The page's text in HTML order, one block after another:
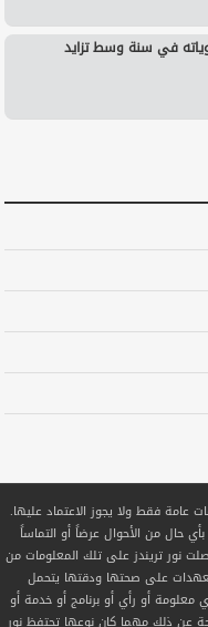
في سنة وسط تزايد
عامة فقط ولا يجوز الاعتماد عليها.
حال من الأحوال عرضاً أو التماساً
نور تريندز على تلك المعلومات من
على صحتها ودقتها يتحمل
أو رأي أو برنامج أو خدمة أو
عن ذلك مهما كان نوعها تحتفظ نور